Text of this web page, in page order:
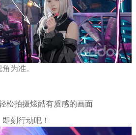
为准。
松拍摄炫酷有质感的画面
即刻行动吧！